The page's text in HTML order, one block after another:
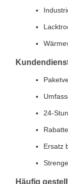
24-
Ersatz
Häufig